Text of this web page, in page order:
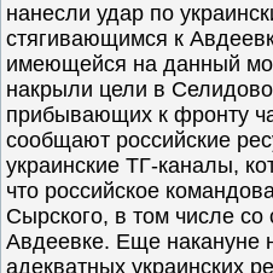
нанесли удар по
стягивающимся к
имеющейся на данный
накрыли цели в
прибывающих к фронту
сообщают российские
украинские ТГ-каналы,
что российское
Сырского, в том числе со
Авдеевке. Еще накануне
адекватных украинских